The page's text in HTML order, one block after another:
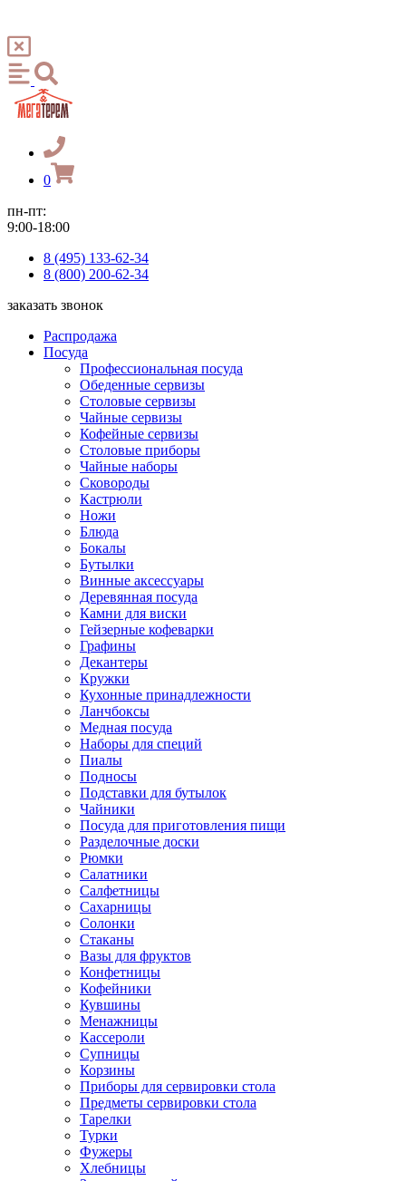
0
пн-пт:
9:00-18:00
8 (495) 133-62-34
8 (800) 200-62-34
заказать звонок
Распродажа
Посуда
Профессиональная посуда
Обеденные сервизы
Столовые сервизы
Чайные сервизы
Кофейные сервизы
Столовые приборы
Чайные наборы
Сковороды
Кастрюли
Ножи
Блюда
Бокалы
Бутылки
Винные аксессуары
Деревянная посуда
Камни для виски
Гейзерные кофеварки
Графины
Декантеры
Кружки
Кухонные принадлежности
Ланчбоксы
Медная посуда
Наборы для специй
Пиалы
Подносы
Подставки для бутылок
Чайники
Посуда для приготовления пищи
Разделочные доски
Рюмки
Салатники
Салфетницы
Сахарницы
Солонки
Стаканы
Вазы для фруктов
Конфетницы
Кофейники
Кувшины
Менажницы
Кассероли
Супницы
Корзины
Приборы для сервировки стола
Предметы сервировки стола
Тарелки
Турки
Фужеры
Хлебницы